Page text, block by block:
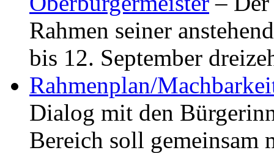
Rahmen seiner
bis 12. September
Rahmenplan/
Dialog mit den
Bereich soll gemeinsam